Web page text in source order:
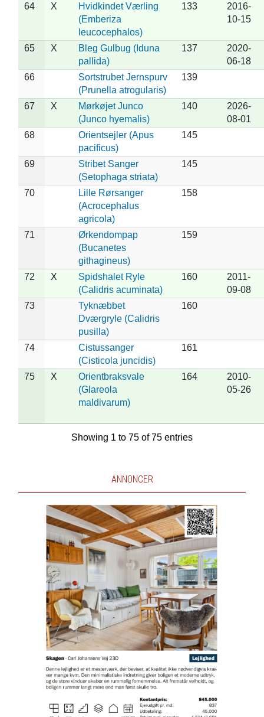
64 X
Hvidkindet Værling
(Emberiza
leucocephalos)
133
2016-
10-15
65 X
Bleg Gulbug (Iduna
pallida)
137
2020-
06-18
66
Sortstrubet Jernspurv
(Prunella atrogularis)
139
67 X
Mørkøjet Junco
(Junco hyemalis)
140
2026-
08-01
68
Orientsejler (Apus
pacificus)
145
69
Stribet Sanger
(Setophaga striata)
145
70
Lille Rørsanger
(Acrocephalus
agricola)
158
71
Ørkendompap
(Bucanetes
githagineus)
159
72 X
Spidshalet Ryle
(Calidris acuminata)
160
2011-
09-08
73
Tyknæbbet
Dværgryle (Calidris
pusilla)
160
74
Cistussanger
(Cisticola juncidis)
161
75 X
Orientbraksvale
(Glareola
maldivarum)
164
2010-
05-26
Showing 1 to 75 of 75 entries
ANNONCER